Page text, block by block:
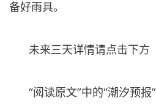
备好雨具。
未来三天详情请点击下方
“阅读原文”中的“潮汐预报”